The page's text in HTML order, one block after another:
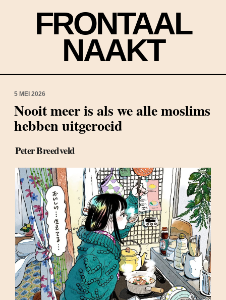
FRONTAAL
NAAKT
5 MEI 2026
Nooit meer is als we alle moslims
hebben uitgeroeid
Peter Breedveld